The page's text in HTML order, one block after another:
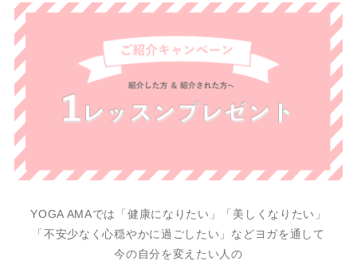
YOGA AMAでは「健康になりたい」「美しくなりたい」
「不安少なく心穏やかに過ごしたい」などヨガを通して
今の自分を変えたい人の